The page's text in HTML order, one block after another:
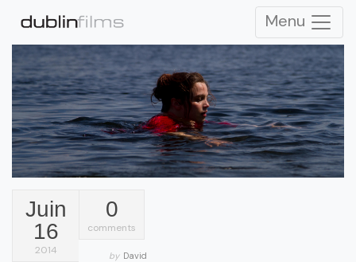
Menu
Juin
16
2014
0
comments
by David